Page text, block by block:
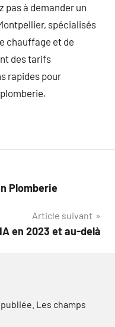
pas à demander un
spécialisés
chauffage et de
des tarifs
rapides pour
Plomberie
Article suivant
en 2023 et au-delà
Les champs